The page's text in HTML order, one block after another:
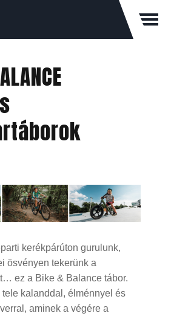
kerékpárúton gurulunk,
ösvényen tekerünk a
ez a Bike & Balance tábor.
tele kalanddal, élménnyel és
aminek a végére a